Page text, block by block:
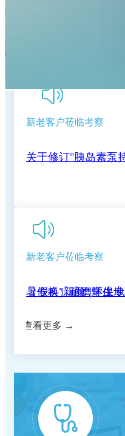
新老客户莅临考察
费标准调整为三级
关于修订"胰岛素泵
单位和价格的公示
关于新增干眼熏蒸
关于新增（修订）
正规合法的网赌网
医疗服务项目的价格
【重要通知】正规
新老客户莅临考察
我院第十期临床思
赋能临床高质量发展
端午养生｜循古法
就医更省心！我院
正规的网赌网站
（专科）耐磨环保地
正规的网赌网站
（专科）耐磨环保地
暑假换"新颜"|学生
惠民政策|住院分娩
规的网赌网站全面实
守住钱袋子 护好幸
法金融宣传月活动
浓情端午暖病房 医
复盘蓄力提质 深耕
查看更多 →